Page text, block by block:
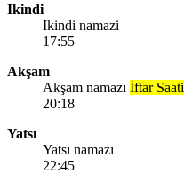
Ikindi
Ikindi namazi
17:55
Akşam
Akşam namazı İftar Saati
20:18
Yatsı
Yatsı namazı
22:45